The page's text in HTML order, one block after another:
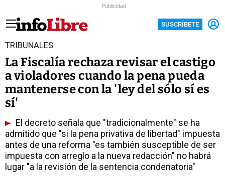
Publicidad
SUSCRÍBETE
TRIBUNALES
La Fiscalía rechaza revisar el castigo
a violadores cuando la pena pueda
mantenerse con la 'ley del sólo sí es
sí'
El decreto señala que "tradicionalmente" se ha
admitido que "si la pena privativa de libertad" impuesta
antes de una reforma "es también susceptible de ser
impuesta con arreglo a la nueva redacción" no habrá
lugar "a la revisión de la sentencia condenatoria"